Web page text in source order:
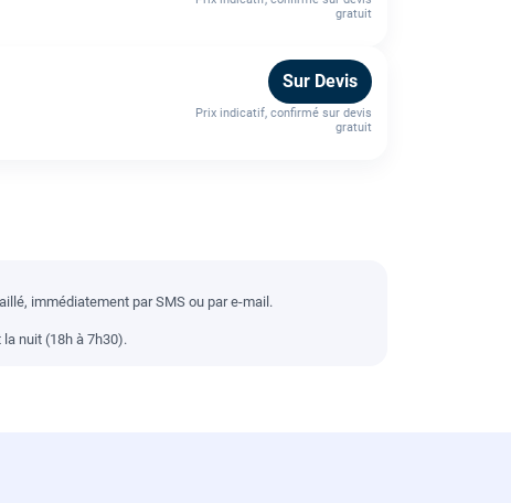
gratuit
Sur Devis
Prix indicatif, confirmé sur devis
gratuit
immédiatement par SMS ou par e-mail.
nuit (18h à 7h30).